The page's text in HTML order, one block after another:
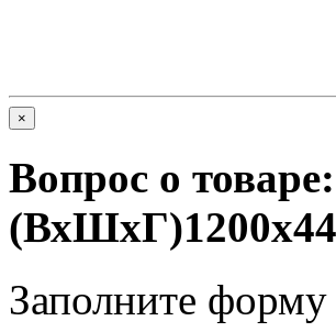
×
Вопрос о товаре:
Заполните